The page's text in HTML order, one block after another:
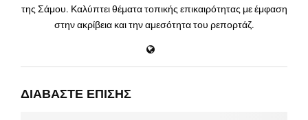
της Σάμου. Καλύπτει θέματα τοπικής επικαιρότητας με έμφαση
στην ακρίβεια και την αμεσότητα του ρεπορτάζ.
ΔΙΑΒΆΣΤΕ ΕΠΊΣΗΣ